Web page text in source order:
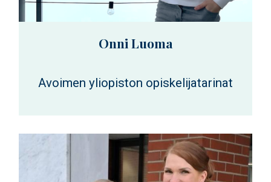
Onni Luoma
Avoimen yliopiston opiskelijatarinat